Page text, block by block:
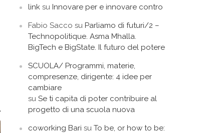
link su Innovare per e innovare contro
Fabio Sacco su Parliamo di futuri/2 –
Technopolitique. Asma Mhalla.
BigTech e BigState. Il futuro del potere
SCUOLA/ Programmi, materie,
compresenze, dirigente: 4 idee per
cambiare
suSe ti capita di poter contribuire al
progetto di una scuola nuova
coworking Bari suTo be, or how to be: